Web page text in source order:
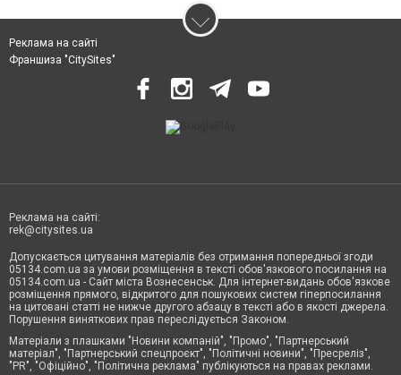
Реклама на сайті
Франшиза "CitySites"
Реклама на сайті:
rek@citysites.ua
Допускається цитування матеріалів без отримання попередньої згоди
05134.com.ua за умови розміщення в тексті обов'язкового посилання на
05134.com.ua - Сайт міста Вознесенськ. Для інтернет-видань обов'язкове
розміщення прямого, відкритого для пошукових систем гіперпосилання
на цитовані статті не нижче другого абзацу в тексті або в якості джерела.
Порушення виняткових прав переслідується Законом.
Матеріали з плашками "Новини компаній", "Промо", "Партнерський
матеріал", "Партнерський спецпроєкт", "Політичні новини", "Пресреліз",
"PR", "Офіційно", "Політична реклама" публікуються на правах реклами.